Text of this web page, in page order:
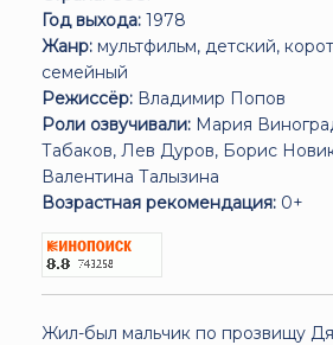
Год выхода: 1978
Жанр: мультфильм, детский,
семейный
Режиссёр: Владимир Попов
Роли озвучивали: Мария
Табаков, Лев Дуров, Борис
Валентина Талызина
Возрастная рекомендация: 0+
Жил-был мальчик по прозвищу